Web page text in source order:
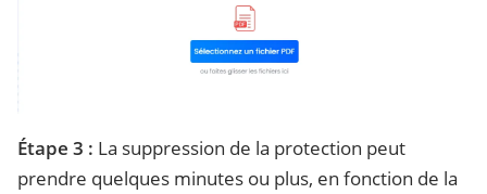
Étape 3 : La suppression de la protection peut
prendre quelques minutes ou plus, en fonction de la